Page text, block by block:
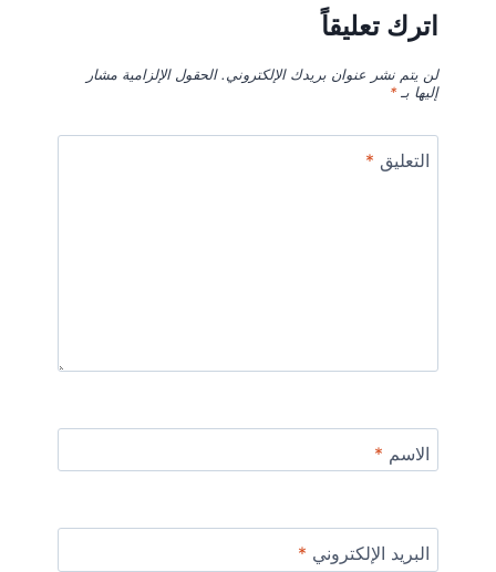
اترك تعليقاً
لن يتم نشر عنوان بريدك الإلكتروني. الحقول الإلزامية مشار
إليها بـ*
التعليق *
الاسم *
البريد الإلكتروني *